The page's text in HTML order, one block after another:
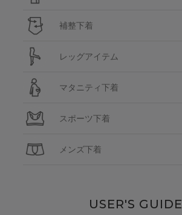
補整下着
レッグアイテム
マタニティ下着
スポーツ下着
メンズ下着
USER'S GUIDE